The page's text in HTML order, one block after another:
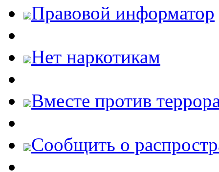
Правовой информатор
Нет наркотикам
Вместе против
Cообщить о